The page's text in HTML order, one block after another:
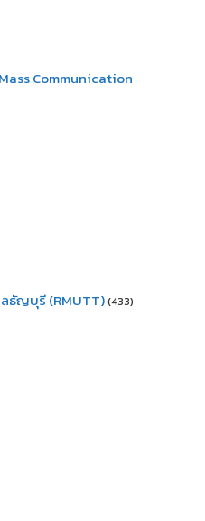
Communication
ธัญบุรี (RMUTT)(433)